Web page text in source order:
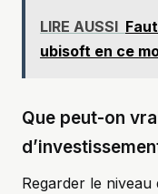
LIRE AUSSI
ubisoft en ce
Que peut-on
Regarder le